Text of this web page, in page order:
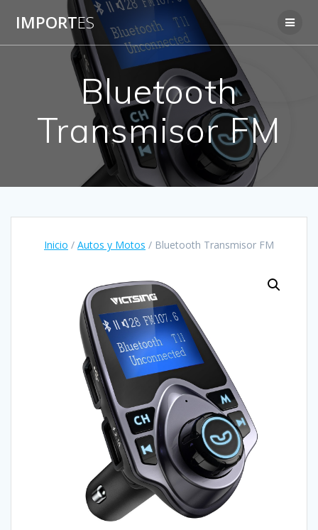
Saltar
al
contenido
IMPORTES
Bluetooth
Transmisor FM
Inicio / Autos y Motos / Bluetooth Transmisor FM